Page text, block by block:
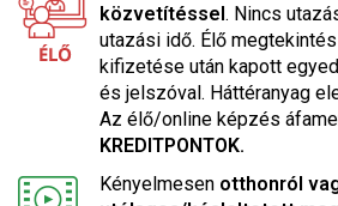
közvetítéssel. Nincs
utazási idő. Élő
kifizetése után kapott
és jelszóval. Háttéranyag
Az élő/online képzés
KREDITPONTOK.
Kényelmesen otthonról